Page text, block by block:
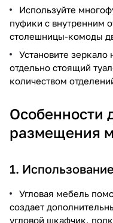
Используйте
пуфики с внутренним
столешницы-комоды
Установите зеркало
отдельно стоящий
количеством
Особенности
размещения
1.
Угловая мебель
создает
угловой шкафчик,